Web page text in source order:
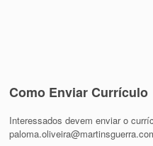
Como Enviar Currículo
Interessados devem enviar o